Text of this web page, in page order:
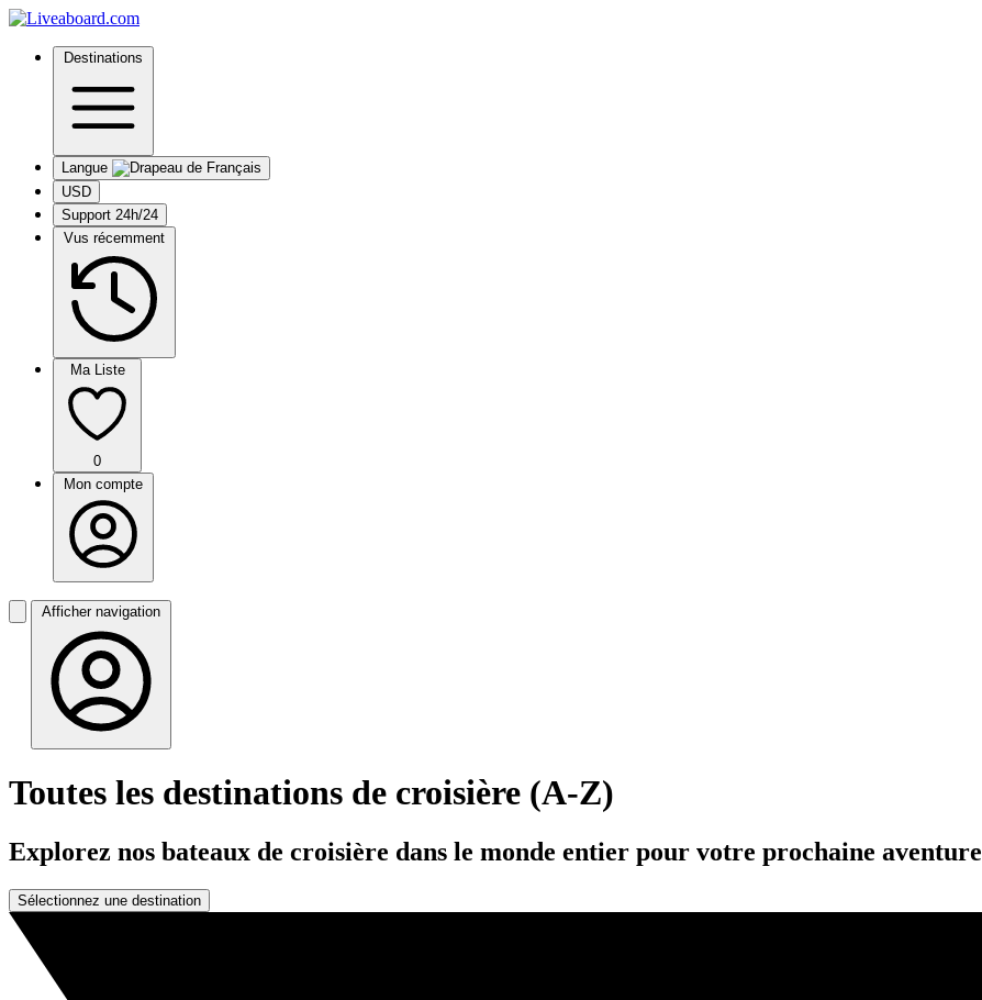
Destinations
Langue
USD
Support 24h/24
Vus récemment
Ma Liste
0
Mon compte
Afficher navigation
Toutes les destinations de croisière (A-Z)
Explorez nos bateaux de croisière dans le monde entier pour votre prochaine aventure
Sélectionnez une destination